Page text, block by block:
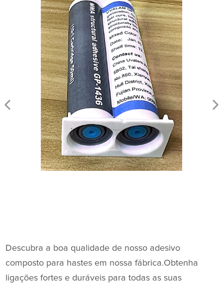
Descubra a boa qualidade de nosso adesivo
composto para hastes em nossa fábrica.Obtenha
ligações fortes e duráveis ​​para todas as suas